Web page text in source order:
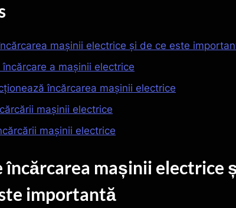
mașinii electrice și de ce este
a mașinii electrice
încărcarea mașinii electrice
mașinii electrice
mașinii electrice
încărcarea mașinii electrice
importantă